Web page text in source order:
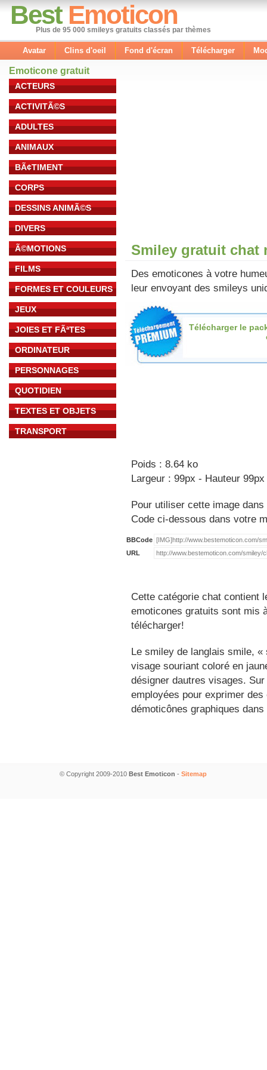
Best Emoticon
Plus de 95 000 smileys gratuits classés par thèmes
Avatar Clins d'oeil Fond d'écran Télécharger
Emoticone gratuit
ACTEURS
ACTIVITÃ©S
ADULTES
ANIMAUX
BÃ¢TIMENT
CORPS
DESSINS ANIMÃ©S
DIVERS
Ã©MOTIONS
FILMS
FORMES ET COULEURS
JEUX
JOIES ET FÃªTES
ORDINATEUR
PERSONNAGES
QUOTIDIEN
TEXTES ET OBJETS
TRANSPORT
Smiley gratuit chat
Des emoticones à votre
leur envoyant des smileys
Télécharger le
Poids : 8.64 ko
Largeur : 99px - Hauteur 99px
Pour utiliser cette image
Code ci-dessous dans votre
BBCode
URL
Cette catégorie chat contient
emoticones gratuits sont mis
télécharger!
Le smiley de langlais smile,
visage souriant coloré en
désigner dautres visages.
employées pour exprimer
démoticônes graphiques
© Copyright 2009-2010 Best Emoticon - Sitemap